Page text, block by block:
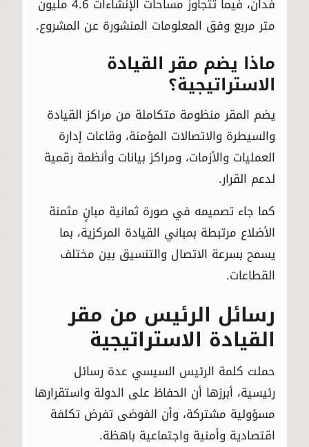
متر مربع وفق المعلومات المنشورة عن المشروع.
ماذا يضم مقر القيادة
الاستراتيجية؟
يضم المقر منظومة متكاملة من مراكز القيادة
والسيطرة والاتصالات المؤمنة، وقاعات إدارة
العمليات والأزمات، ومراكز بيانات وأنظمة رقمية
لدعم القرار.
كما جاء تصميمه في صورة ثمانية مبانٍ مثمنة
الأضلاع مرتبطة بمباني القيادة المركزية، بما
يسمح بسرعة الاتصال والتنسيق بين مختلف
القطاعات.
رسائل الرئيس من مقر
القيادة الاستراتيجية
حملت كلمة الرئيس السيسي عدة رسائل
رئيسية، أبرزها أن الحفاظ على الدولة واستقرارها
مسؤولية مشتركة، وأن الفوضى تفرض تكلفة
اقتصادية وأمنية واجتماعية باهظة.